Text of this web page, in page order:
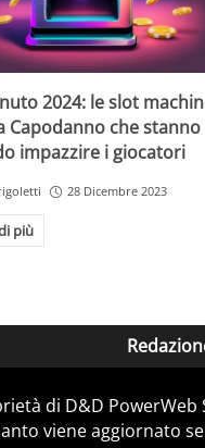
2024: le slot
Capodanno che stanno
impazzire i giocatori
28 Dicembre 2023
più
di D&D PowerWeb
viene aggiornato